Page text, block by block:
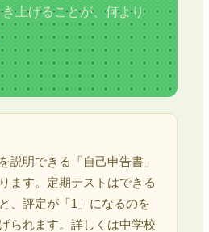
上げることが、何より
説明できる「自己申告書」
ます。定期テストはできる
、評定が「1」になるのを
られます。詳しくは中学校